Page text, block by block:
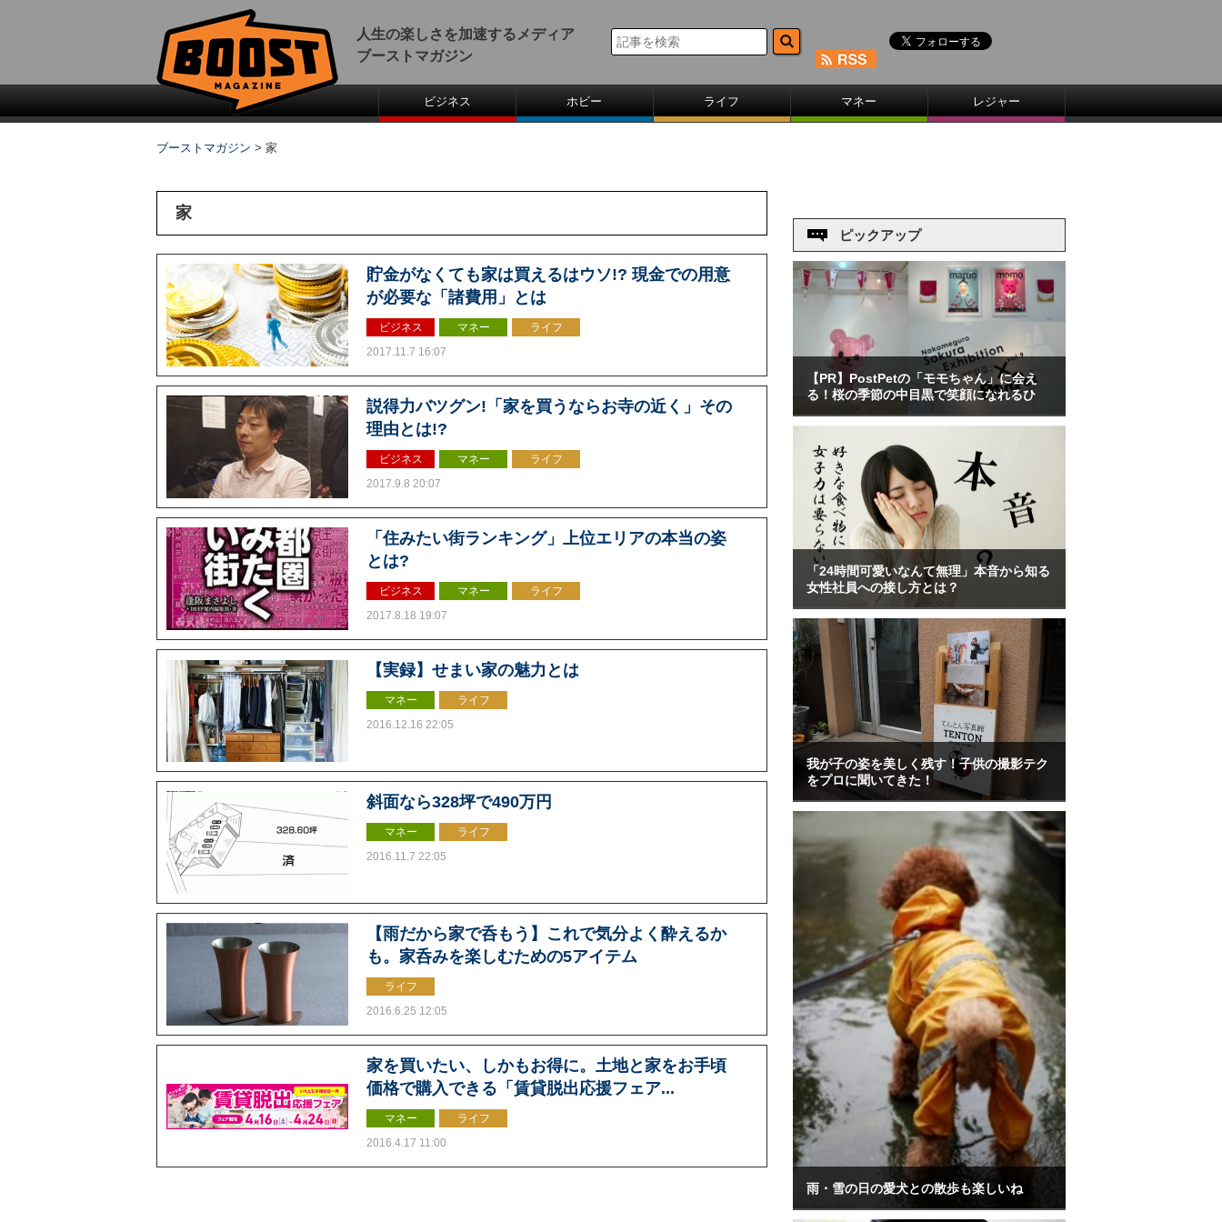
人生の楽しさを加速するメディア
ブーストマガジン
ビジネス ホビー ライフ マネー レジャー
ブーストマガジン > 家
家
貯金がなくても家は買えるはウソ!? 現金での用意
が必要な「諸費用」とは
ビジネス マネー
ライフ
2017.11.7 16:07
説得力バツグン!「家を買うならお寺の近く」その
理由とは!?
ビジネス マネー
ライフ
2017.9.8 20:07
「住みたい街ランキング」上位エリアの本当の姿
とは?
ビジネス マネー
ライフ
2017.8.18 19:07
【実録】せまい家の魅力とは
マネー
ライフ
2016.12.16 22:05
斜面なら328坪で490万円
マネー
ライフ
2016.11.7 22:05
【雨だから家で呑もう】これで気分よく酔えるか
も。家呑みを楽しむための5アイテム
ライフ
2016.6.25 12:05
家を買いたい、しかもお得に。土地と家をお手頃
価格で購入できる「賃貸脱出応援フェア...
マネー
ライフ
2016.4.17 11:00
ピックアップ
【PR】PostPetの「モモちゃん」に会え
る！桜の季節の中目黒で笑顔になれるひ
「24時間可愛いなんて無理」本音から知る
女性社員への接し方とは？
我が子の姿を美しく残す！子供の撮影テク
をプロに聞いてきた！
雨・雪の日の愛犬との散歩も楽しいね